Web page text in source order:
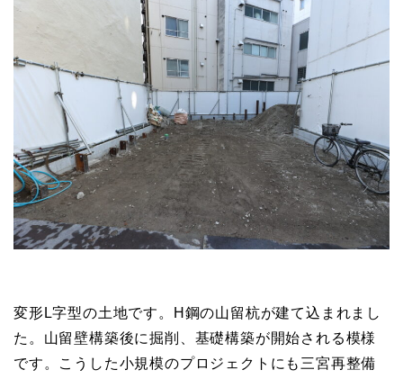
変形L字型の土地です。H鋼の山留杭が建て込まれまし
た。山留壁構築後に掘削、基礎構築が開始される模様
です。こうした小規模のプロジェクトにも三宮再整備